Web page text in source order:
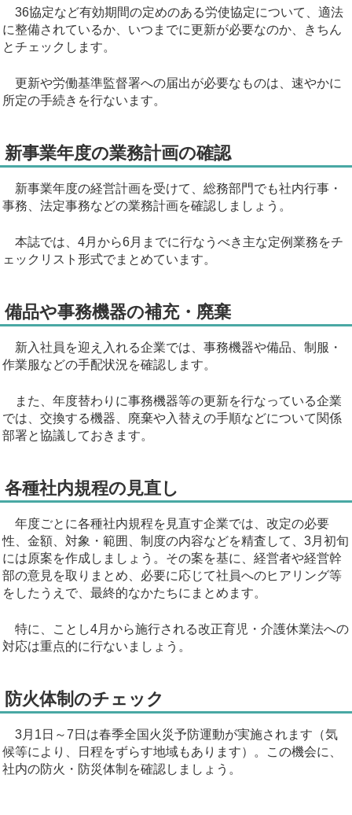
36協定など有効期間の定めのある労使協定について、適法
に整備されているか、いつまでに更新が必要なのか、きちん
とチェックします。
更新や労働基準監督署への届出が必要なものは、速やかに
所定の手続きを行ないます。
新事業年度の業務計画の確認
新事業年度の経営計画を受けて、総務部門でも社内行事・
事務、法定事務などの業務計画を確認しましょう。
本誌では、4月から6月までに行なうべき主な定例業務をチ
ェックリスト形式でまとめています。
備品や事務機器の補充・廃棄
新入社員を迎え入れる企業では、事務機器や備品、制服・
作業服などの手配状況を確認します。
また、年度替わりに事務機器等の更新を行なっている企業
では、交換する機器、廃棄や入替えの手順などについて関係
部署と協議しておきます。
各種社内規程の見直し
年度ごとに各種社内規程を見直す企業では、改定の必要
性、金額、対象・範囲、制度の内容などを精査して、3月初旬
には原案を作成しましょう。その案を基に、経営者や経営幹
部の意見を取りまとめ、必要に応じて社員へのヒアリング等
をしたうえで、最終的なかたちにまとめます。
特に、ことし4月から施行される改正育児・介護休業法への
対応は重点的に行ないましょう。
防火体制のチェック
3月1日～7日は春季全国火災予防運動が実施されます（気
候等により、日程をずらす地域もあります）。この機会に、
社内の防火・防災体制を確認しましょう。